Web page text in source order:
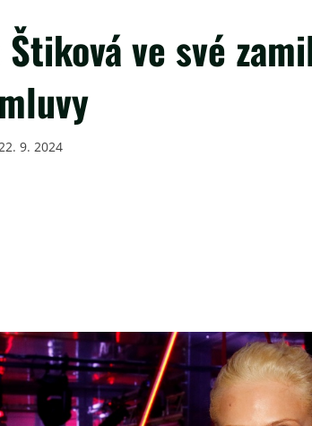
ve své
9. 2024